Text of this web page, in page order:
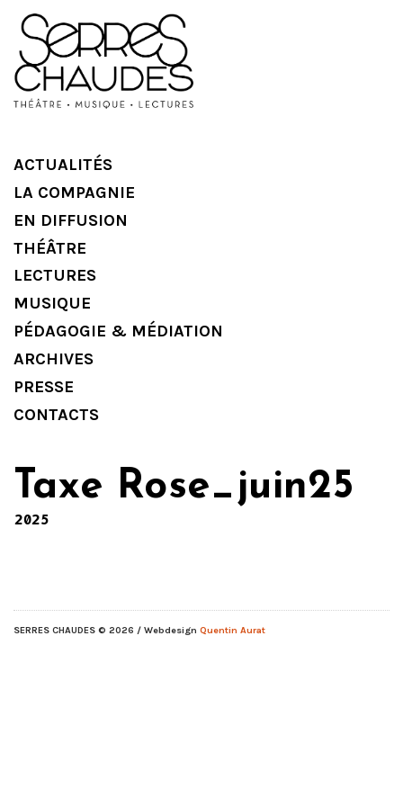
ACTUALITÉS
LA COMPAGNIE
EN DIFFUSION
THÉÂTRE
LECTURES
MUSIQUE
PÉDAGOGIE & MÉDIATION
ARCHIVES
PRESSE
CONTACTS
Taxe Rose_juin25
2025
SERRES CHAUDES © 2026 / Webdesign Quentin Aurat